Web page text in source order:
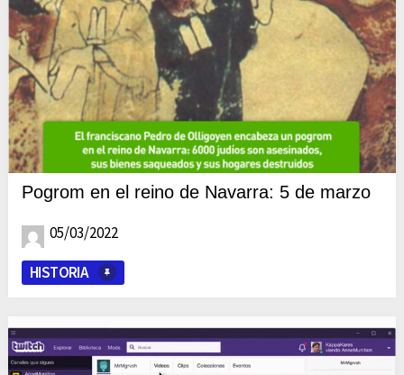
Pogrom en el reino de Navarra: 5 de marzo
05/03/2022
HISTORIA